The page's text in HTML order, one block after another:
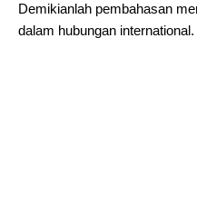
Demikianlah pembahasan
dalam hubungan